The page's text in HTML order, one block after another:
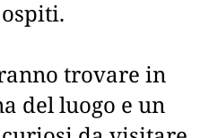
trovare in
del luogo e un